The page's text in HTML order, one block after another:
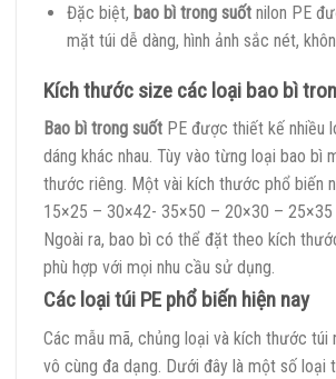
Đặc biệt, bao bì trong suốtnilon PE
mặt túi dễ dàng, hình ảnh sắc nét,
Kích thước size các loại bao bì
Bao bì trong suốt PE được thiết kế nhiều
dáng khác nhau. Tùy vào từng loại bao bì
thước riêng. Một vài kích thước phổ biến
15×25 – 30×42- 35×50 – 20×30 –
Ngoài ra, bao bì có thể đặt theo kích
phù hợp với mọi nhu cầu sử dụng.
Các loại túi PE phổ biến hiện nay
Các mẫu mã, chủng loại và kích thước túi
vô cùng đa dạng. Dưới đây là một số loại